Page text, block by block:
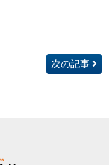
次の記事